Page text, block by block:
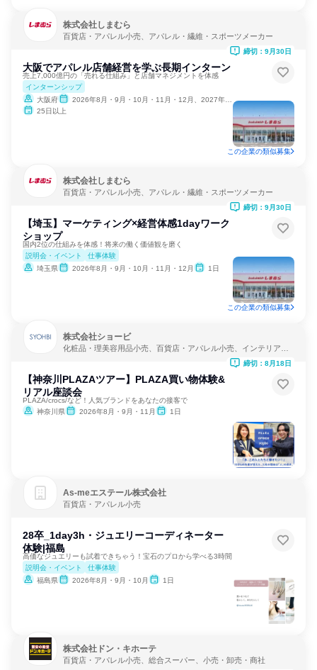
株式会社しまむら
百貨店・アパレル小売、アパレル・繊維・スポーツメーカー
大阪でアパレル店舗経営を学ぶ長期インターン
売上7,000億円の「売れる仕組み」と店舗マネジメントを体感
インターンシップ
大阪府
2026年8月・9月・10月・11月・12月、2027年1月
25日以上
締切：9月30日
この企業の類似募集
株式会社しまむら
百貨店・アパレル小売、アパレル・繊維・スポーツメーカー
【埼玉】マーケティング×経営体感1dayワーク
ショップ
国内2位の仕組みを体感！将来の働く価値観を磨く
説明会・イベント
仕事体験
埼玉県
2026年8月・9月・10月・11月・12月 1日
締切：9月30日
この企業の類似募集
株式会社ショービ
化粧品・理美容用品小売、百貨店・アパレル小売、インテリア・
【神奈川PLAZAツアー】PLAZA買い物体験&
リアル座談会
PLAZA/crocs/など！人気ブランドをあなたの接客で
神奈川県
2026年8月・9月・11月 1日
締切：8月18日
As‐meエステール株式会社
百貨店・アパレル小売
28卒_1day3h・ジュエリーコーディネーター
体験|福島
高価なジュエリーも試着できちゃう！宝石のプロから学べる3時間
説明会・イベント
仕事体験
福島県
2026年8月・9月・10月 1日
株式会社ドン・キホーテ
百貨店・アパレル小売、総合スーパー、小売・卸売・商社